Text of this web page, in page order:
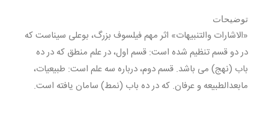
توضیحات
«الاشارات والتنبیهات» اثر مهم فیلسوف بزرگ، بوعلی سیناست که
در دو قسم تنظیم شده است: قسم اول، در علم منطق که در ده
باب (نهج) می باشد. قسم دوم، درباره سه علم است: طبیعیات،
مابعدالطبیعه و عرفان. که در ده باب (نمط) سامان یافته است.